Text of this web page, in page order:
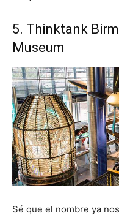
5. Thinktank
Museum
Sé que el nombre ya